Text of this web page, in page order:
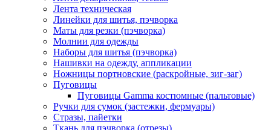
Лента техническая
Линейки для шитья, пэчворка
Маты для резки (пэчворка)
Молнии для одежды
Наборы для шитья (пэчворка)
Нашивки на одежду, аппликации
Ножницы портновские (раскройные, зиг-заг)
Пуговицы
Пуговицы Gamma костюмные (пальтовые)
Ручки для сумок (застежки, фермуары)
Стразы, пайетки
Ткань для пэчворка (отрезы)